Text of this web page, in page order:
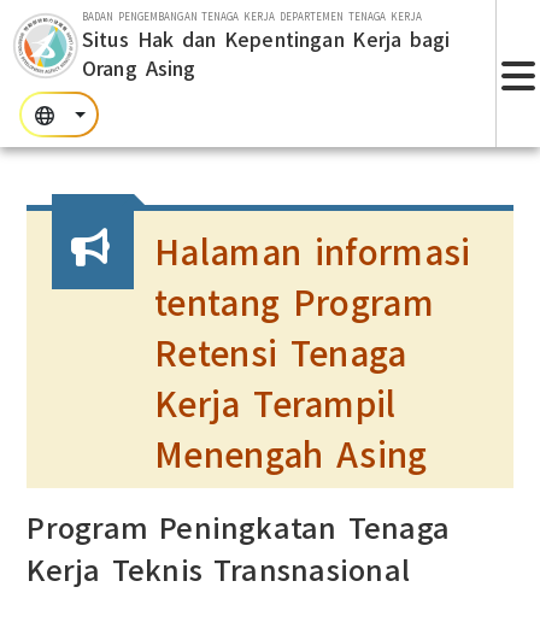
Lompat ke bagian utama
BADAN PENGEMBANGAN TENAGA KERJA DEPARTEMEN TENAGA KERJA
Situs Hak dan Kepentingan Kerja bagi
Orang Asing
:::
:::
Halaman informasi
tentang Program
Retensi Tenaga
Kerja Terampil
Menengah Asing
Program Peningkatan Tenaga
Kerja Teknis Transnasional